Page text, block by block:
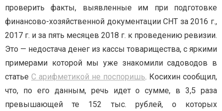
проверить факты, выявленные им при подготовке
финансово-хозяйственной документации СНТ за 2016 г.,
2017 г. и за пять месяцев 2018 г. к проведению ревизии.
Это — недостача денег из кассы товарищества, с яркими
примерами которой мы уже знакомили садоводов в
статье С арифметикой не поспоришь. Косихин сообщил,
что, по его данным, речь идет о сумме, в 3,5 раза
превышающей те 152 тыс. рублей, о которых